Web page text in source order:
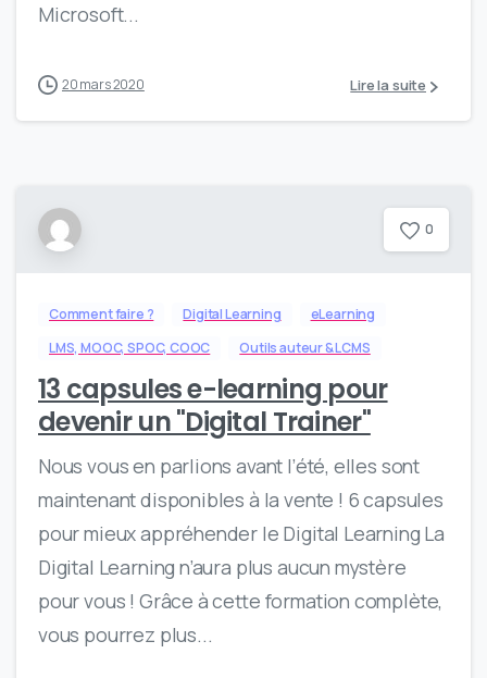
Microsoft...
20 mars 2020 Lire la suite
0
Comment faire ? Digital Learning
eLearning
LMS, MOOC, SPOC, COOC
Outils auteur & LCMS
13 capsules e-learning pour
devenir un "Digital Trainer"
Nous vous en parlions avant l’été, elles sont
maintenant disponibles à la vente ! 6 capsules
pour mieux appréhender le Digital Learning La
Digital Learning n’aura plus aucun mystère
pour vous ! Grâce à cette formation complète,
vous pourrez plus...